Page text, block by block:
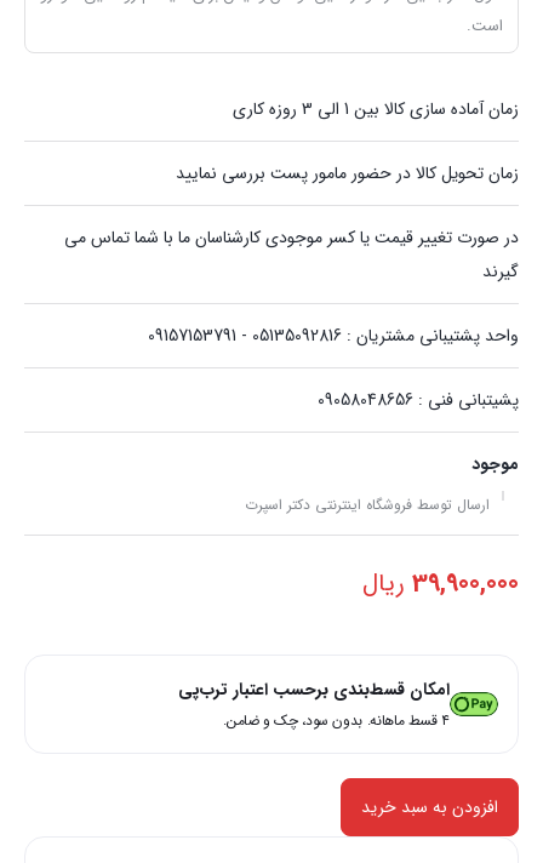
است.
زمان آماده سازی کالا بین 1 الی 3 روزه کاری
زمان تحویل کالا در حضور مامور پست بررسی نمایید
در صورت تغییر قیمت یا کسر موجودی کارشناسان ما با شما تماس می
گیرند
واحد پشتیبانی مشتریان : 05135092816 - 09157153791
پشیتبانی فنی : 09058048656
موجود
ارسال توسط فروشگاه اینترنتی دکتر اسپرت
39,900,000 ریال
امکان قسط‌بندی برحسب اعتبار ترب‌پی
۴ قسط ماهانه. بدون سود، چک و ضامن.
افزودن به سبد خرید